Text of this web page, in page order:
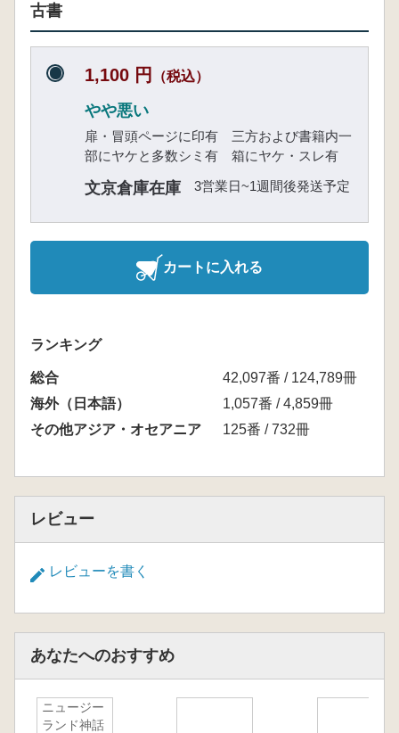
古書
1,100 円 （税込）
やや悪い
扉・冒頭ページに印有 三方および書籍内一
部にヤケと多数シミ有 箱にヤケ・スレ有
文京倉庫在庫 3営業日~1週間後発送予定
カートに入れる
ランキング
総合
42,097番 / 124,789冊
海外（日本語）
1,057番 / 4,859冊
その他アジア・オセアニア
125番 / 732冊
レビュー
レビューを書く
あなたへのおすすめ
ニュージー
ランド神話